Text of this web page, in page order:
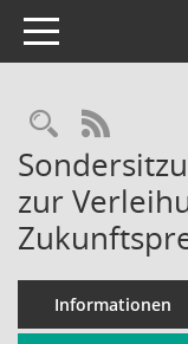
Toggle navigation
RSS-
zur
Informationen